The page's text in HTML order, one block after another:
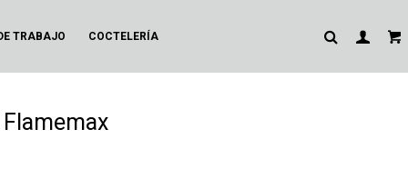
TRABAJO COCTELERÍA